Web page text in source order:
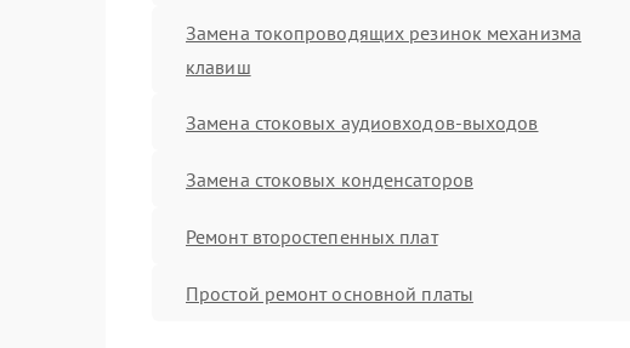
Замена токопроводящих резинок механизма
клавиш
Замена стоковых аудиовходов-выходов
Замена стоковых конденсаторов
Ремонт второстепенных плат
Простой ремонт основной платы